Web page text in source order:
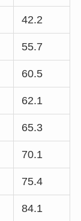
42.2
55.7
60.5
62.1
65.3
70.1
75.4
84.1